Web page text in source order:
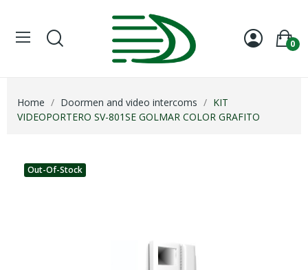
0
Home Doormen and video intercoms
KIT
VIDEOPORTERO SV-801SE GOLMAR COLOR GRAFITO
Out-Of-Stock